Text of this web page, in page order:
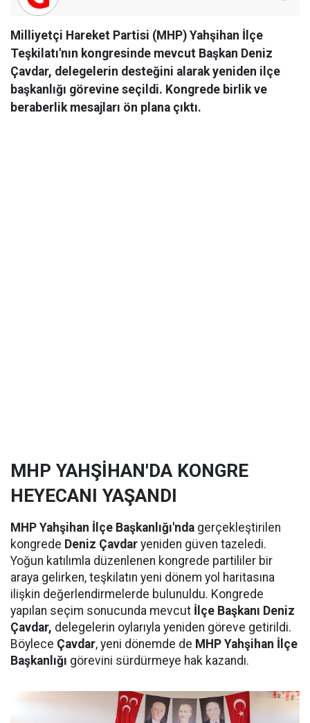
Milliyetçi Hareket Partisi (MHP) Yahşihan İlçe
Teşkilatı'nın kongresinde mevcut Başkan Deniz
Çavdar, delegelerin desteğini alarak yeniden ilçe
başkanlığı görevine seçildi. Kongrede birlik ve
beraberlik mesajları ön plana çıktı.
MHP YAHŞİHAN'DA KONGRE
HEYECANI YAŞANDI
MHP Yahşihan İlçe Başkanlığı'nda gerçekleştirilen
kongrede Deniz Çavdar yeniden güven tazeledi.
Yoğun katılımla düzenlenen kongrede partililer bir
araya gelirken, teşkilatın yeni dönem yol haritasına
ilişkin değerlendirmelerde bulunuldu. Kongrede
yapılan seçim sonucunda mevcut İlçe Başkanı Deniz
Çavdar, delegelerin oylarıyla yeniden göreve getirildi.
Böylece Çavdar, yeni dönemde de MHP Yahşihan İlçe
Başkanlığı görevini sürdürmeye hak kazandı.